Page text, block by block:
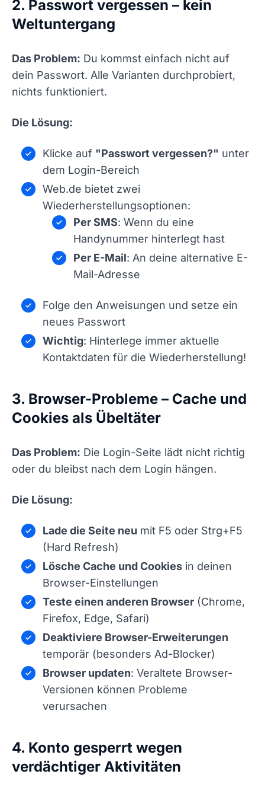
2. Passwort vergessen – kein
Weltuntergang
Das Problem: Du kommst einfach nicht auf
dein Passwort. Alle Varianten durchprobiert,
nichts funktioniert.
Die Lösung:
Klicke auf "Passwort vergessen?" unter
dem Login-Bereich
Web.de bietet zwei
Wiederherstellungsoptionen:
Per SMS: Wenn du eine
Handynummer hinterlegt hast
Per E-Mail: An deine alternative E-
Mail-Adresse
Folge den Anweisungen und setze ein
neues Passwort
Wichtig: Hinterlege immer aktuelle
Kontaktdaten für die Wiederherstellung!
3. Browser-Probleme – Cache und
Cookies als Übeltäter
Das Problem: Die Login-Seite lädt nicht richtig
oder du bleibst nach dem Login hängen.
Die Lösung:
Lade die Seite neu mit F5 oder Strg+F5
(Hard Refresh)
Lösche Cache und Cookies in deinen
Browser-Einstellungen
Teste einen anderen Browser (Chrome,
Firefox, Edge, Safari)
Deaktiviere Browser-Erweiterungen
temporär (besonders Ad-Blocker)
Browser updaten: Veraltete Browser-
Versionen können Probleme
verursachen
4. Konto gesperrt wegen
verdächtiger Aktivitäten